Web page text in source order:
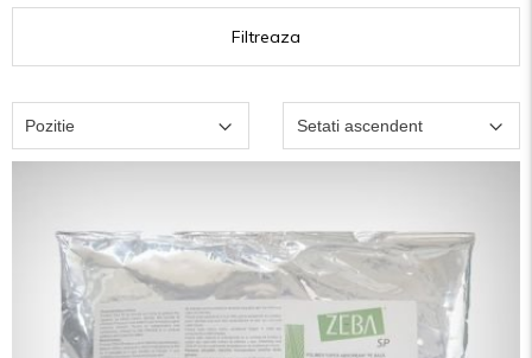
Filtreaza